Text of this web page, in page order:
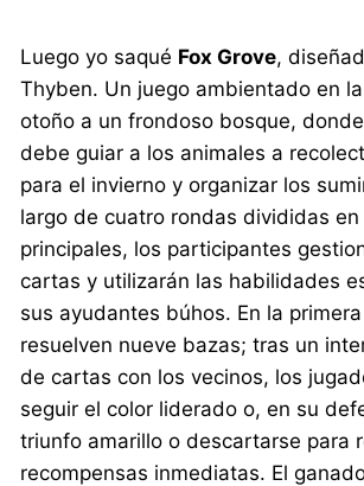
Luego yo saqué Fox Grove,
Thyben. Un juego ambientado en
otoño a un frondoso bosque,
debe guiar a los animales a
para el invierno y organizar los
largo de cuatro rondas divididas
principales, los participantes
cartas y utilizarán las habilidades
sus ayudantes búhos. En la
resuelven nueve bazas; tras un
de cartas con los vecinos, los
seguir el color liderado o, en su
triunfo amarillo o descartarse para
recompensas inmediatas. El